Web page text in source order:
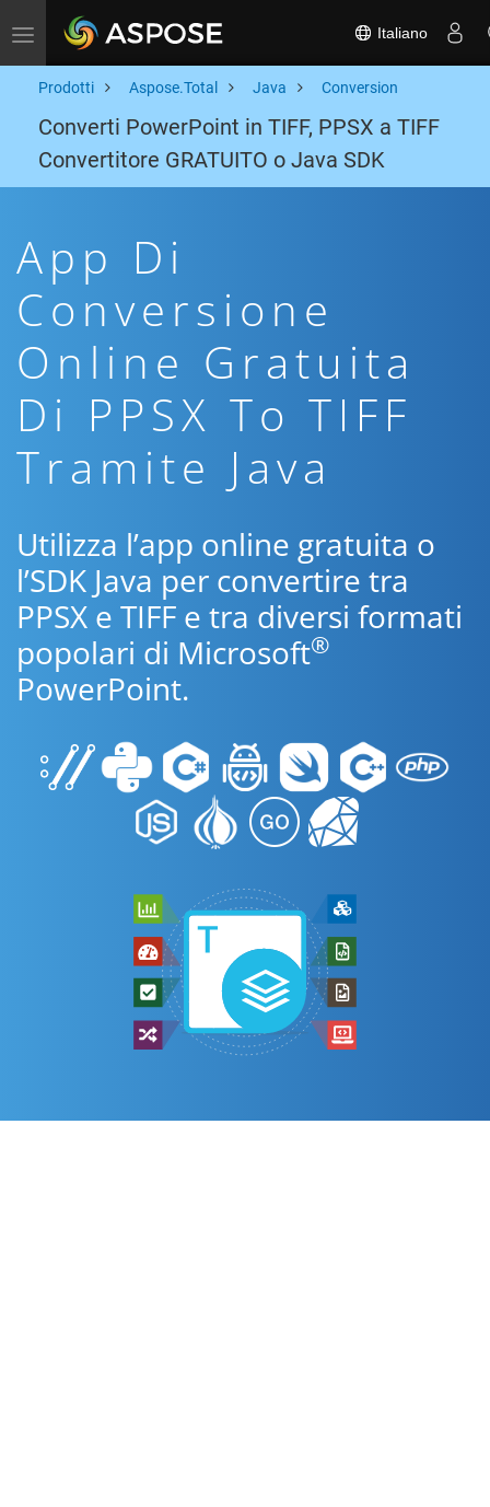
Toggle navigation Italiano
Prodotti Aspose.Total Java Conversion
Converti PowerPoint in TIFF, PPSX a TIFF
Convertitore GRATUITO o Java SDK
App Di
Conversione
Online Gratuita
Di PPSX To TIFF
Tramite Java
Utilizza l’app online gratuita o
l’SDK Java per convertire tra
PPSX e TIFF e tra diversi formati
popolari di Microsoft®
PowerPoint.